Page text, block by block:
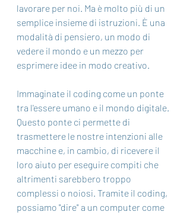
lavorare per noi. Ma è molto più di un
semplice insieme di istruzioni. È una
modalità di pensiero, un modo di
vedere il mondo e un mezzo per
esprimere idee in modo creativo.
Immaginate il coding come un ponte
tra l'essere umano e il mondo digitale.
Questo ponte ci permette di
trasmettere le nostre intenzioni alle
macchine e, in cambio, di ricevere il
loro aiuto per eseguire compiti che
altrimenti sarebbero troppo
complessi o noiosi. Tramite il coding,
possiamo "dire" a un computer come